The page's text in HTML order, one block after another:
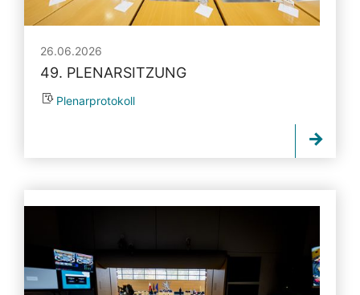
26.06.2026
49. PLENARSITZUNG
Plenarprotokoll